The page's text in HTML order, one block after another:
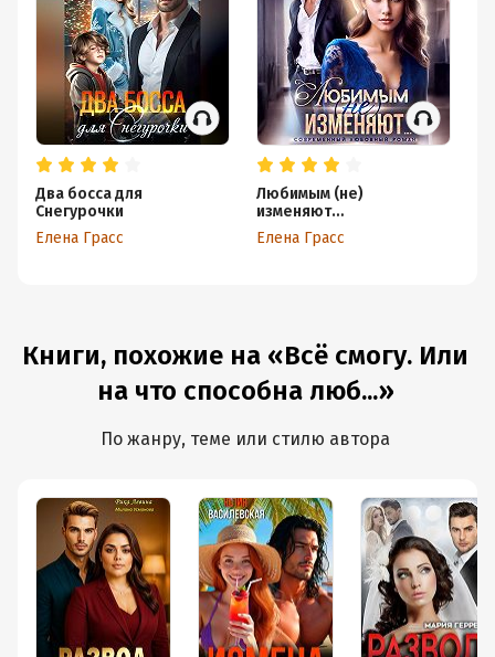
Два босса для
Снегурочки
Елена Грасс
Любимым (не)
изменяют…
Елена Грасс
Книги, похожие на «Всё смогу. Или
на что способна люб...»
По жанру, теме или стилю автора